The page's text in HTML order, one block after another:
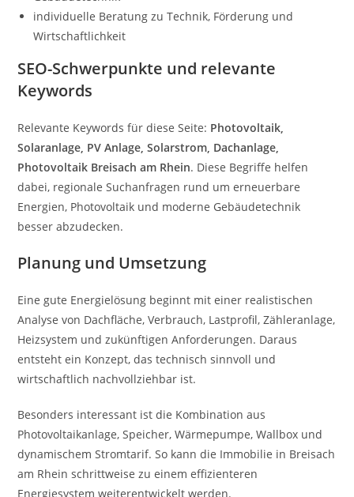
individuelle Beratung zu Technik, Förderung und
Wirtschaftlichkeit
SEO-Schwerpunkte und relevante
Keywords
Relevante Keywords für diese Seite: Photovoltaik,
Solaranlage, PV Anlage, Solarstrom, Dachanlage,
Photovoltaik Breisach am Rhein. Diese Begriffe helfen
dabei, regionale Suchanfragen rund um erneuerbare
Energien, Photovoltaik und moderne Gebäudetechnik
besser abzudecken.
Planung und Umsetzung
Eine gute Energielösung beginnt mit einer realistischen
Analyse von Dachfläche, Verbrauch, Lastprofil, Zähleranlage,
Heizsystem und zukünftigen Anforderungen. Daraus
entsteht ein Konzept, das technisch sinnvoll und
wirtschaftlich nachvollziehbar ist.
Besonders interessant ist die Kombination aus
Photovoltaikanlage, Speicher, Wärmepumpe, Wallbox und
dynamischem Stromtarif. So kann die Immobilie in Breisach
am Rhein schrittweise zu einem effizienteren
Energiesystem weiterentwickelt werden.